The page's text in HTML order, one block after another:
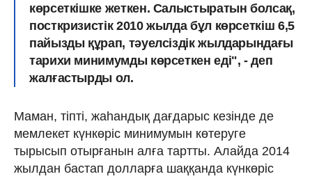
көрсеткішке жеткен. Салыстыратын болсақ,
посткризистік 2010 жылда бұл көрсеткіш 6,5
пайызды құрап, тәуелсіздік жылдарындағы
тарихи минимумды көрсеткен еді", - деп
жалғастырды ол.
Маман, тіпті, жаһандық дағдарыс кезінде де
мемлекет күнкөріс минимумын көтеруге
тырысып отырғанын алға тартты. Алайда 2014
жылдан бастап долларға шаққанда күнкөріс